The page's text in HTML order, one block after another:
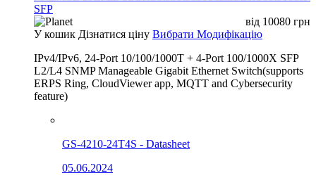
SFP
від 10080 грн
У кошик Дізнатися ціну Вибрати Модифікацію
IPv4/IPv6, 24-Port 10/100/1000T + 4-Port 100/1000X SFP
L2/L4 SNMP Manageable Gigabit Ethernet Switch(supports
ERPS Ring, CloudViewer app, MQTT and Cybersecurity
feature)
GS-4210-24T4S - Datasheet
05.06.2024